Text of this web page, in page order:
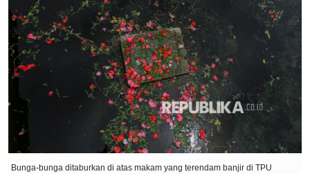
Bunga-bunga ditaburkan di atas makam yang terendam banjir di TPU